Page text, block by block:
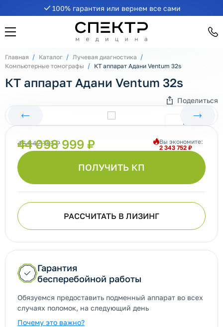
100% гарантия или вернем все сами
Главная Каталог
Лучевая диагностика
Компьютерные томографы
КТ аппарат Адани Ventum 32s
КТ аппарат Адани Ventum 32s
Поделиться
ПОЛУЧИТЬ КП
46 442 751 ₽
44 098 999 ₽
Вы экономите:
2 343 752 ₽
РАССЧИТАТЬ В ЛИЗИНГ
Гарантия
бесперебойной работы
Обязуемся предоставить подменный аппарат во всех
случаях поломок, на следующий день
Почему это важно?